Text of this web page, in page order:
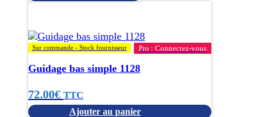
Sur commande - Stock fournisseur Pro : Connectez-vous
Guidage bas simple 1128
72.00€ TTC
Ajouter au panier